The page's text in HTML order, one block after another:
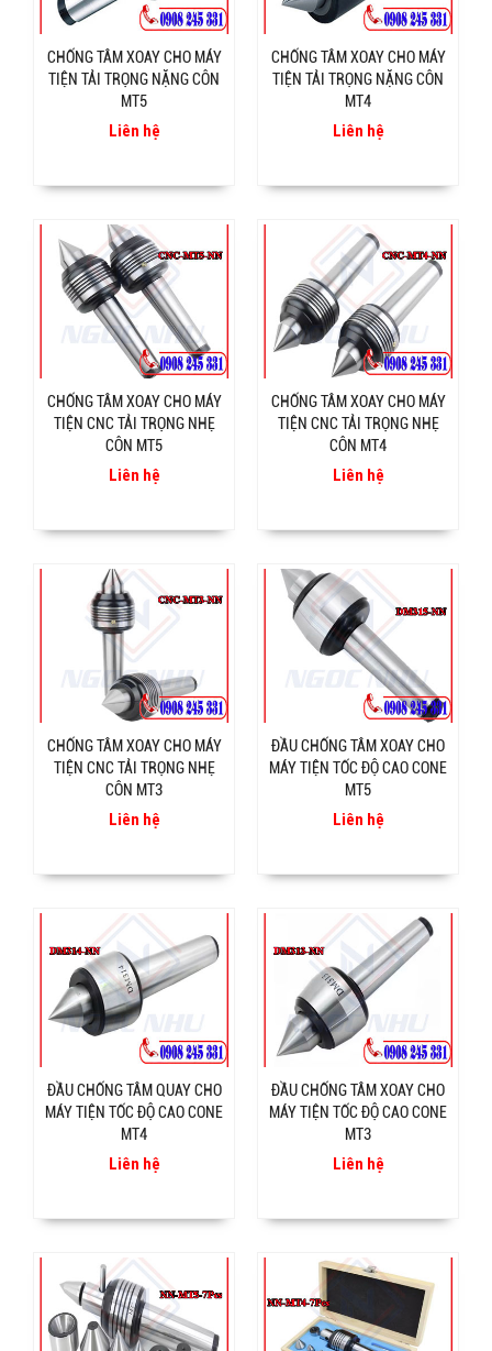
CHỐNG TÂM XOAY CHO MÁY
TIỆN TẢI TRỌNG NẶNG CÔN
MT5
Liên hệ
CHỐNG TÂM XOAY CHO MÁY
TIỆN TẢI TRỌNG NẶNG CÔN
MT4
Liên hệ
CHỐNG TÂM XOAY CHO MÁY
TIỆN CNC TẢI TRỌNG NHẸ
CÔN MT5
Liên hệ
CHỐNG TÂM XOAY CHO MÁY
TIỆN CNC TẢI TRỌNG NHẸ
CÔN MT4
Liên hệ
CHỐNG TÂM XOAY CHO MÁY
TIỆN CNC TẢI TRỌNG NHẸ
CÔN MT3
Liên hệ
ĐẦU CHỐNG TÂM XOAY CHO
MÁY TIỆN TỐC ĐỘ CAO CONE
MT5
Liên hệ
ĐẦU CHỐNG TÂM QUAY CHO
MÁY TIỆN TỐC ĐỘ CAO CONE
MT4
Liên hệ
ĐẦU CHỐNG TÂM XOAY CHO
MÁY TIỆN TỐC ĐỘ CAO CONE
MT3
Liên hệ